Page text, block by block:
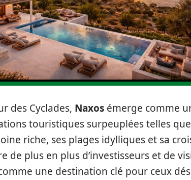
des Cyclades, Naxos émerge comme
touristiques surpeuplées telles
riche, ses plages idylliques et sa
de plus en plus d’investisseurs et de
une destination clé pour ceux